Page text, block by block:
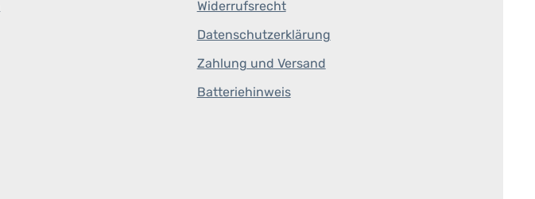
Widerrufsrecht
Datenschutzerklärung
Zahlung und Versand
Batteriehinweis